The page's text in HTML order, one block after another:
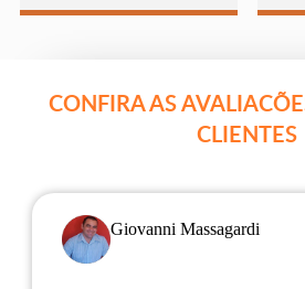
CONFIRA AS
CLIENTES
Giovanni Massagardi